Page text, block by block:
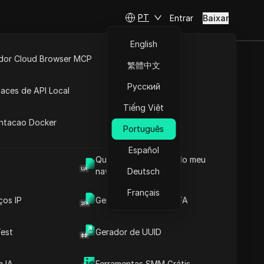
Qual é o User Agent do meu
navegador
IP Gerador de Código 2FA
Gerador de UUID
Cloud Browser MCP
de API Local
Docker
PT
English
繁體中文
Русский
Tiếng Việt
Português
Español
Deutsch
Français
Entrar Baixar
nas
do Karl
Introdução ao Conteúdo